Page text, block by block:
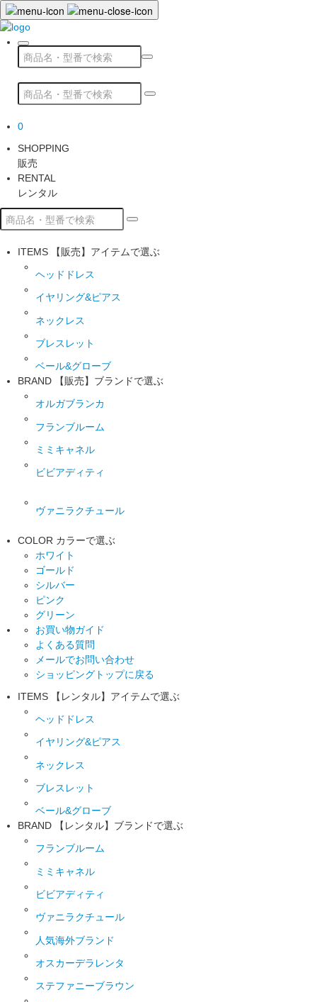
0
SHOPPING
販売
RENTAL
レンタル
ITEMS 【販売】アイテムで選ぶ
ヘッドドレス
イヤリング&ピアス
ネックレス
ブレスレット
ベール&グローブ
BRAND
【販売】ブランドで選ぶ
オルガブランカ
フランブルーム
ミミキャネル
ビビアディティ
ヴァニラクチュール
COLOR カラーで選ぶ
ホワイト
ゴールド
シルバー
ピンク
グリーン
お買い物ガイド
よくある質問
メールでお問い合わせ
ショッピングトップに戻る
ITEMS
【レンタル】アイテムで選ぶ
ヘッドドレス
イヤリング&ピアス
ネックレス
ブレスレット
ベール&グローブ
BRAND
【レンタル】ブランドで選ぶ
フランブルーム
ミミキャネル
ビビアディティ
ヴァニラクチュール
人気海外ブランド
オスカーデラレンタ
ステファニーブラウン